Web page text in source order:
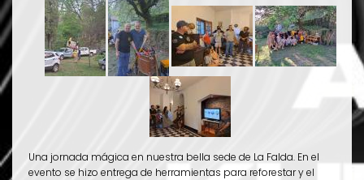
Una jornada mágica en nuestra bella sede de La Falda. En el
evento se hizo entrega de herramientas para reforestar y el